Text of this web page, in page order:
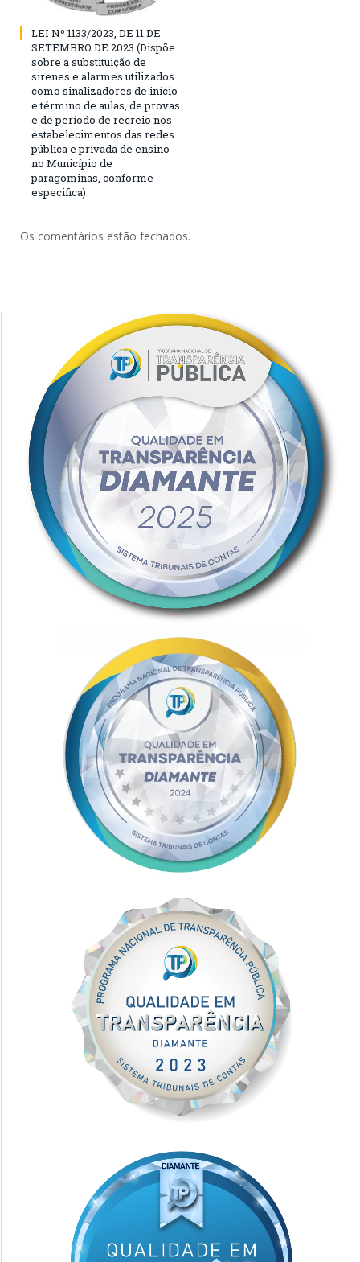
LEI Nº 1133/2023, DE 11 DE
SETEMBRO DE 2023 (Dispõe
sobre a substituição de
sirenes e alarmes utilizados
como sinalizadores de início
e término de aulas, de provas
e de período de recreio nos
estabelecimentos das redes
pública e privada de ensino
no Município de
paragominas, conforme
especifica)
Os comentários estão fechados.